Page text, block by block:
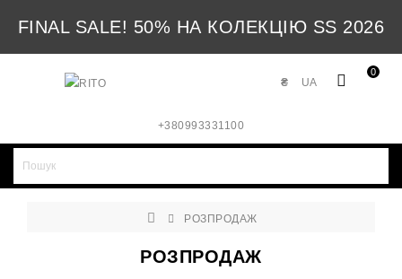
FINAL SALE! 50% НА КОЛЕКЦІЮ SS 2026
0
UA
₴
+380993331100
РОЗПРОДАЖ
РОЗПРОДАЖ